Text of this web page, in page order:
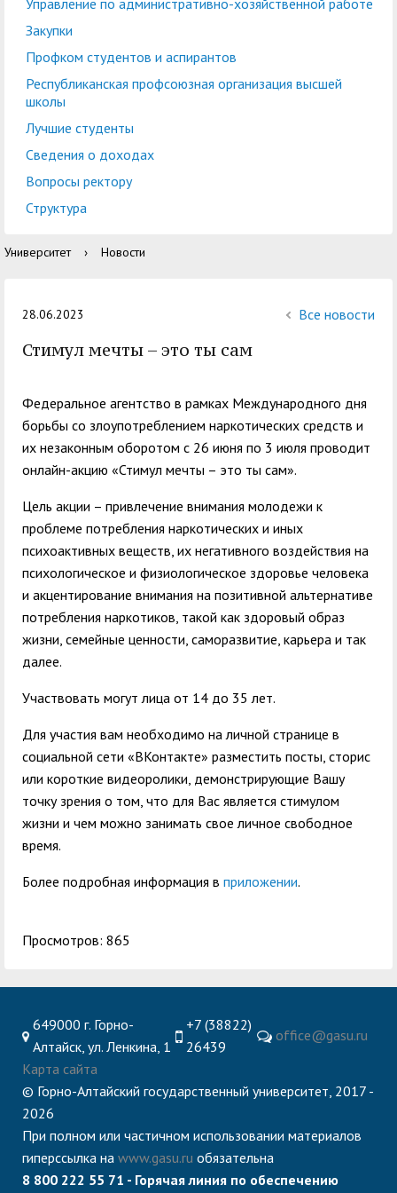
Международная
деятельность
Управление по
административно-
Закупки
Республиканская
организация высшей
Центр тестирования
иностранных граждан
по русскому языку
Центр развития
компетенций
Центр русского языка
обучающихся ГАГУ
Образовательный
служением»
Информация о
академического
отпуска обучающимся
Управление по административно-хозяйственной работе
Закупки
Профком студентов и аспирантов
Республиканская профсоюзная организация высшей
школы
Лучшие студенты
Сведения о доходах
Вопросы ректору
Структура
Университет › Новости
28.06.2023 Все новости
Стимул мечты – это ты сам
Федеральное агентство в рамках Международного дня
борьбы со злоупотреблением наркотических средств и
их незаконным оборотом с 26 июня по 3 июля проводит
онлайн-акцию «Стимул мечты – это ты сам».
Цель акции – привлечение внимания молодежи к
проблеме потребления наркотических и иных
психоактивных веществ, их негативного воздействия на
психологическое и физиологическое здоровье человека
и акцентирование внимания на позитивной альтернативе
потребления наркотиков, такой как здоровый образ
жизни, семейные ценности, саморазвитие, карьера и так
далее.
Участвовать могут лица от 14 до 35 лет.
Для участия вам необходимо на личной странице в
социальной сети «ВКонтакте» разместить посты, сторис
или короткие видеоролики, демонстрирующие Вашу
точку зрения о том, что для Вас является стимулом
жизни и чем можно занимать свое личное свободное
время.
Более подробная информация в приложении.
Просмотров: 865
649000 г. Горно-
Алтайск, ул. Ленкина, 1
+7 (38822)
26439
office@gasu.ru
Карта сайта
© Горно-Алтайский государственный университет, 2017 -
2026
При полном или частичном использовании материалов
гиперссылка на www.gasu.ru обязательна
8 800 222 55 71 - Горячая линия по обеспечению